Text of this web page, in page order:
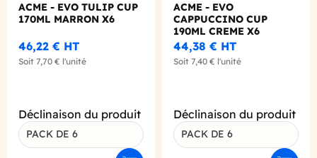
ACME - EVO TULIP CUP
170ML MARRON X6
46,22 € HT
Soit 7,70 € l'unité
Déclinaison du produit
PACK DE 6
ACME - EVO
CAPPUCCINO CUP
190ML CREME X6
44,38 € HT
Soit 7,40 € l'unité
Déclinaison du produit
PACK DE 6